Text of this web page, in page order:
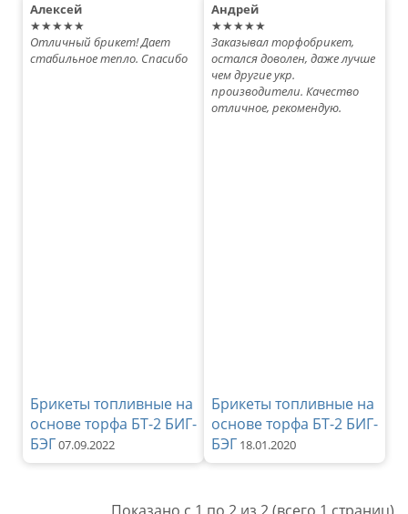
Алексей
★★★★★
Отличный брикет! Дает
стабильное тепло. Спасибо
Брикеты топливные на
основе торфа БТ-2 БИГ-
БЭГ07.09.2022
Андрей
★★★★★
Заказывал торфобрикет,
остался доволен, даже лучше
чем другие укр.
производители. Качество
отличное, рекомендую.
Брикеты топливные на
основе торфа БТ-2 БИГ-
БЭГ 18.01.2020